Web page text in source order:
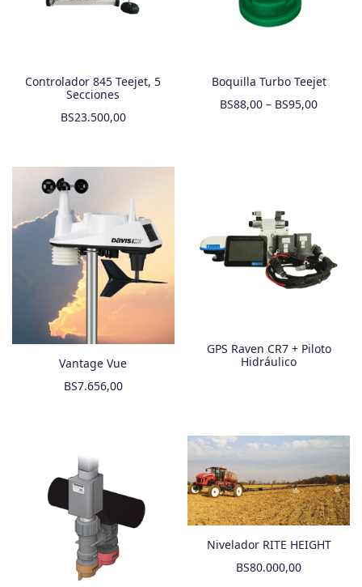
Controlador 845 Teejet, 5
Secciones
BS23.500,00
Boquilla Turbo Teejet
BS88,00 – BS95,00
Vantage Vue
BS7.656,00
GPS Raven CR7 + Piloto
Hidráulico
Nivelador RITE HEIGHT
BS80.000,00